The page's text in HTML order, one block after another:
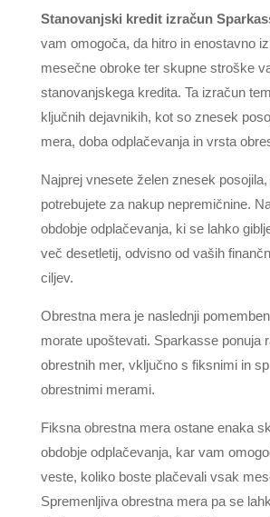
Stanovanjski kredit izračun
vam omogoča, da hitro in enostavno
mesečne obroke ter skupne stroške
stanovanjskega kredita. Ta izračun
ključnih dejavnikih, kot so znesek
mera, doba odplačevanja in vrsta
Najprej vnesete želen znesek
potrebujete za nakup nepremičnine.
obdobje odplačevanja, ki se lahko
več desetletij, odvisno od vaših
ciljev.
Obrestna mera je naslednji
morate upoštevati. Sparkasse ponuja
obrestnih mer, vključno s fiksnimi in
obrestnimi merami.
Fiksna obrestna mera ostane enaka
obdobje odplačevanja, kar vam
veste, koliko boste plačevali vsak
Spremenljiva obrestna mera pa se